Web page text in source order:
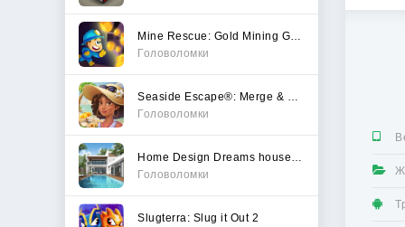
Головоломки
Головоломки
Головоломки
Slugterra: Slug it Out 2